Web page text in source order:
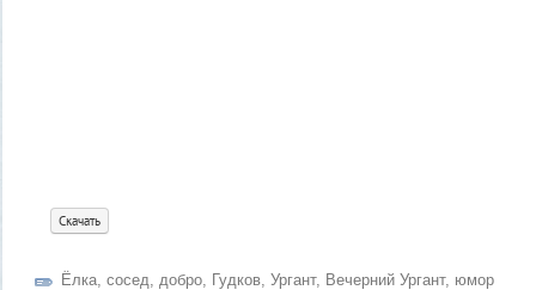
Скачать
Ёлка сосед добро Гудков Ургант, Вечерний Ургант, юмор